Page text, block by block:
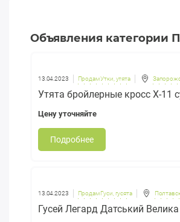
Объявления категории
13.04.2023 Продам Утки, утята
Утята бройлерные кросс X-11
Цену уточняйте
Подробнее
13.04.2023 Продам Гуси, гусята
Гусей Легард Датський Велика